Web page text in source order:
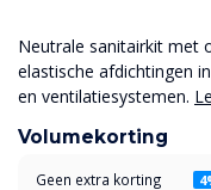
Neutrale sanitairkit met
elastische afdichtingen
en ventilatiesystemen.
Volumekorting
Geen extra korting